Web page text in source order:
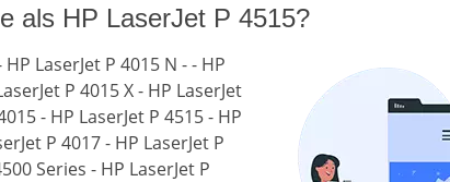
als HP LaserJet P 4515?
LaserJet P 4015 N - - HP
P 4015 X - HP LaserJet
- HP LaserJet P 4515 - HP
P 4017 - HP LaserJet P
Series - HP LaserJet P